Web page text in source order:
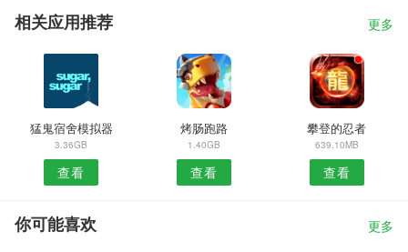
相关应用推荐 更多
猛鬼宿舍模拟器
3.36GB
查看
烤肠跑路
1.40GB
查看
攀登的忍者
639.10MB
查看
你可能喜欢 更多